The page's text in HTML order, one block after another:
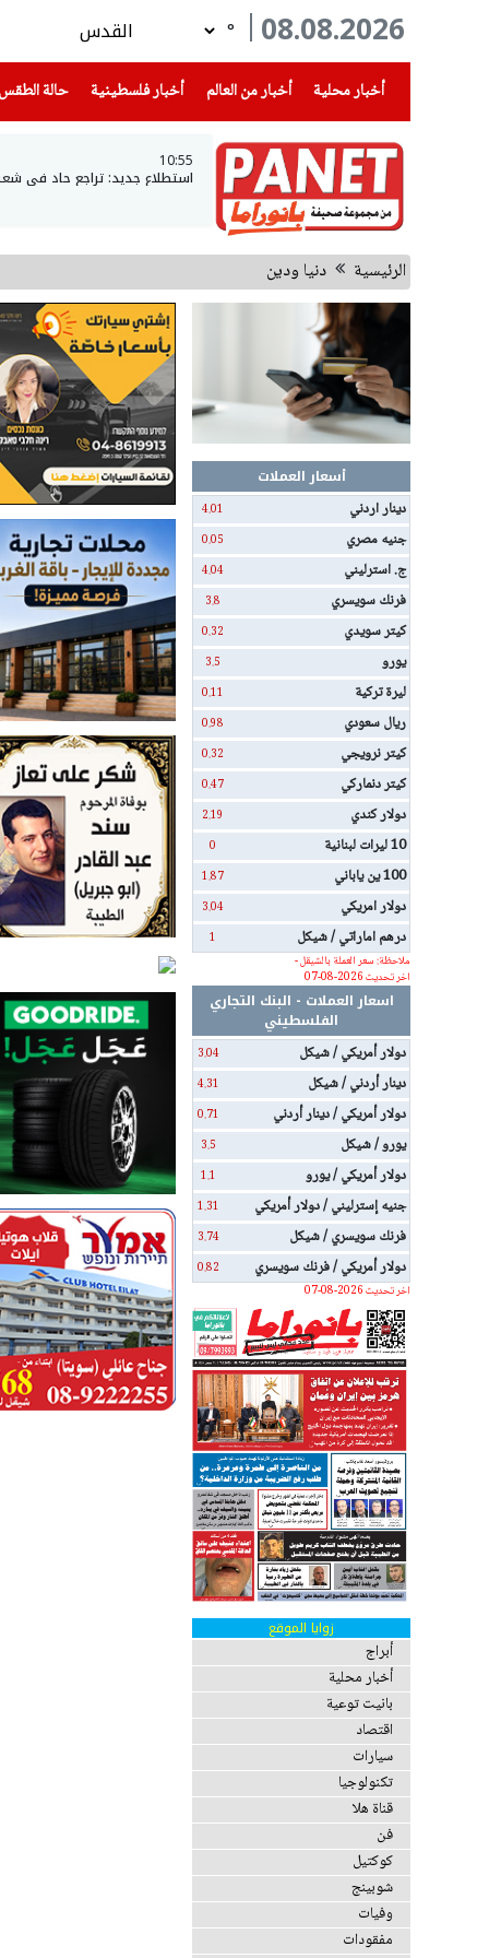
08.08.2026
°
أخبار محلية
(current) أخبار من العالم أخبار فلسطينية(current) حالة الطقس
10:55
استطلاع جديد: تراجع حاد في شعبية
الرئيسية دنيا ودين
أسعار العملات
دينار اردني
4.01
جنيه مصري 0.05
ج. استرليني 4.04
فرنك سويسري 3.8
كيتر سويدي 0.32
يورو 3.5
ليرة تركية 0.11
ريال سعودي 0.98
كيتر نرويجي 0.32
كيتر دنماركي 0.47
دولار كندي 2.19
10 ليرات لبنانية 0
100 ين ياباني 1.87
دولار امريكي 3.04
درهم اماراتي / شيكل
1
ملاحظة: سعر العملة بالشيقل -
اخر تحديث 2026-08-07
اسعار العملات - البنك التجاري
الفلسطيني
دولار أمريكي / شيكل
3.04
دينار أردني / شيكل 4.31
دولار أمريكي / دينار أردني 0.71
يورو / شيكل 3.5
دولار أمريكي / يورو 1.1
جنيه إسترليني / دولار أمريكي 1.31
فرنك سويسري / شيكل 3.74
دولار أمريكي / فرنك سويسري
0.82
اخر تحديث 2026-08-07
زوايا الموقع
أبراج
أخبار محلية
بانيت توعية
اقتصاد
سيارات
تكنولوجيا
قناة هلا
فن
كوكتيل
شوبينج
وفيات
مفقودات